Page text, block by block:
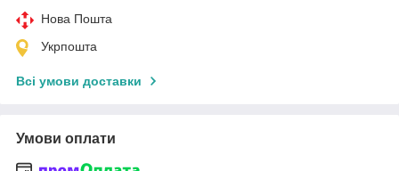
Нова Пошта
Укрпошта
Всі умови доставки
Умови оплати